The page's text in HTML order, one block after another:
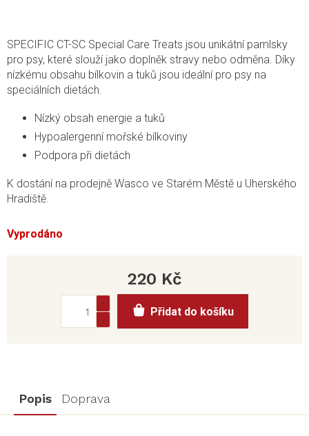
Vyprodáno
SPECIFIC CT-SC Special Care Treats jsou unikátní pamlsky
pro psy, které slouží jako doplněk stravy nebo odměna. Díky
nízkému obsahu bílkovin a tuků jsou ideální pro psy na
speciálních dietách.
Nízký obsah energie a tuků
Hypoalergenní mořské bílkoviny
Podpora při dietách
K dostání na prodejně Wasco ve Starém Městě u Uherského
Hradiště.
220 Kč
cena:
Přidat do košíku
Popis Doprava